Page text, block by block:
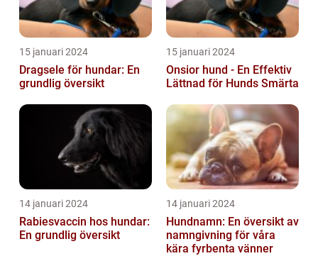
15 januari 2024
Dragsele för hundar: En
grundlig översikt
15 januari 2024
Onsior hund - En Effektiv
Lättnad för Hunds Smärta
14 januari 2024
Rabiesvaccin hos hundar:
En grundlig översikt
14 januari 2024
Hundnamn: En översikt av
namngivning för våra
kära fyrbenta vänner